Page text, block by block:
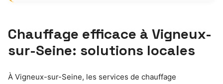
Chauffage efficace à Vigneux-
sur-Seine: solutions locales
À Vigneux-sur-Seine, les services de chauffage